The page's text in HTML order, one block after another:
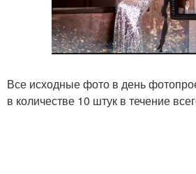
Все исходные фото в день
в количестве 10 штук в течение